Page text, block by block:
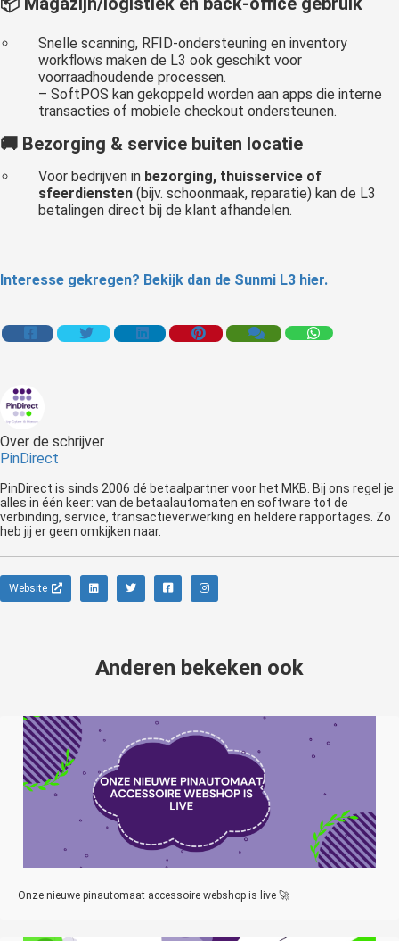
Snelle scanning, RFID-ondersteuning en inventory
workflows maken de L3 ook geschikt voor
voorraadhoudende processen.
– SoftPOS kan gekoppeld worden aan apps die interne
transacties of mobiele checkout ondersteunen.
🚚 Bezorging & service buiten locatie
Voor bedrijven in bezorging, thuisservice of
sfeerdiensten (bijv. schoonmaak, reparatie) kan de L3
betalingen direct bij de klant afhandelen.
Interesse gekregen? Bekijk dan de Sunmi L3 hier.
Over de schrijver
PinDirect
PinDirect is sinds 2006 dé betaalpartner voor het MKB. Bij ons regel je
alles in één keer: van de betaalautomaten en software tot de
verbinding, service, transactieverwerking en heldere rapportages. Zo
Website
Anderen bekeken ook
Onze nieuwe pinautomaat accessoire webshop is live 🚀